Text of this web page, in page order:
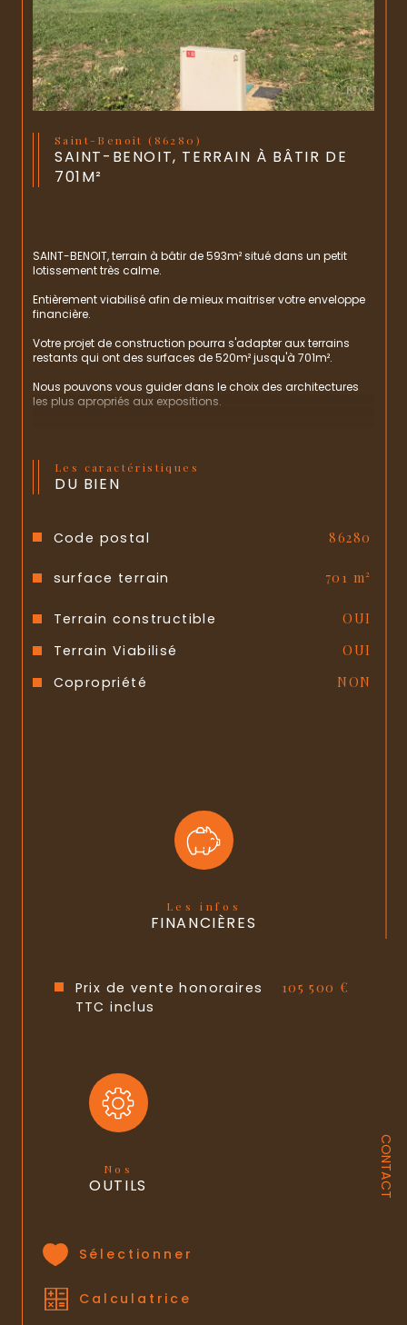
CONTACT
Saint-Benoît (86280)
SAINT-BENOIT, TERRAIN À BÂTIR DE
701M²
SAINT-BENOIT, terrain à bâtir de 593m² situé dans un petit
lotissement très calme.
Entièrement viabilisé afin de mieux maitriser votre enveloppe
financière.
Votre projet de construction pourra s'adapter aux terrains
restants qui ont des surfaces de 520m² jusqu'à 701m².
Nous pouvons vous guider dans le choix des architectures
les plus apropriés aux expositions.
Les caractéristiques
DU BIEN
Code postal 86280
surface terrain 701 m²
Terrain constructible OUI
Terrain Viabilisé OUI
Copropriété NON
Les infos
FINANCIÈRES
Prix de vente honoraires
TTC inclus
105 500 €
Nos
OUTILS
Sélectionner
Calculatrice